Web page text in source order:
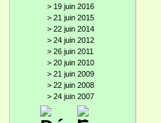
> 19 juin 2016
> 21 juin 2015
> 22 juin 2014
> 24 juin 2012
> 26 juin 2011
> 20 juin 2010
> 21 juin 2009
> 22 juin 2008
> 24 juin 2007